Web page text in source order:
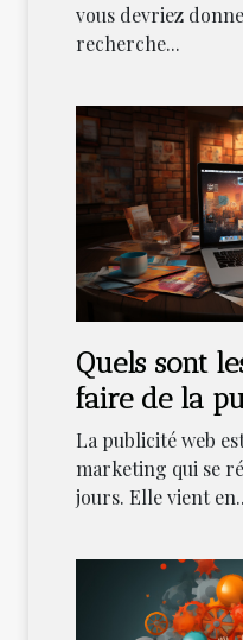
vous devriez
recherche...
Quels sont
faire de la
La publicité web
marketing qui se
jours. Elle vient